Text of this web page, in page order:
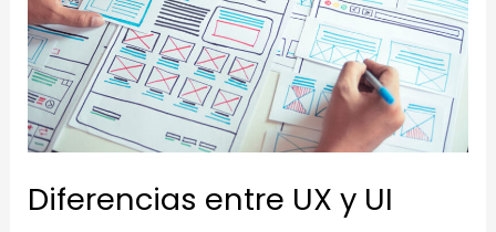
Diferencias entre UX y UI
UI